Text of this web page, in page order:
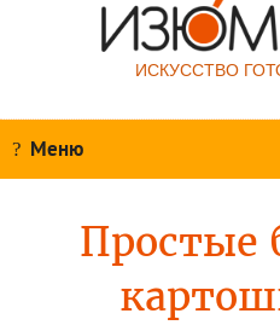
ИСКУССТВО
Меню
Простые